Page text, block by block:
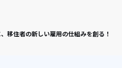
移住者の新しい雇用の仕組みを創る！